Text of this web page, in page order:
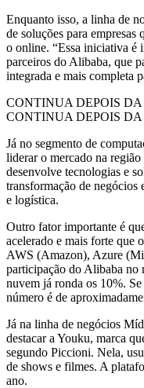
Enquanto isso, a linha de
de soluções para
o online. “Essa iniciativa é
parceiros do Alibaba, que
integrada e mais completa
CONTINUA DEPOIS
CONTINUA DEPOIS
Já no segmento de
liderar o mercado na
desenvolve tecnologias e
transformação de negócios
e logística.
Outro fator importante é
acelerado e mais forte que
AWS (Amazon), Azure
participação do Alibaba no
nuvem já ronda os 10%.
número é de
Já na linha de negócios
destacar a Youku, marca
segundo Piccioni. Nela,
de shows e filmes. A
ano.